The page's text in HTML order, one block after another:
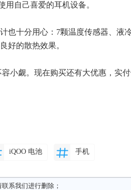
用自己喜爱的耳机设备。
十分用心：7颗温度传感器、液
好的散热效果。
觑。现在购买还有大优惠，实付
iQOO 电池 手机
联系我们进行删除；